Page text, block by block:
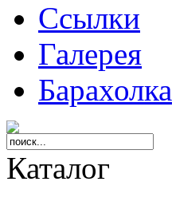
Ссылки
Галерея
Барахолка
Каталог